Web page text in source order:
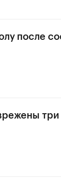
после
три